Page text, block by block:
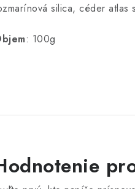
silica, céder atlas
: 100g